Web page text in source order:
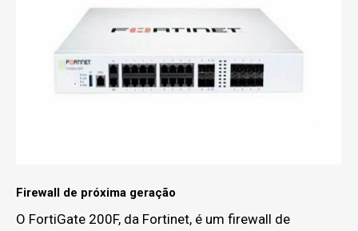
Firewall de próxima geração
O FortiGate 200F, da Fortinet, é um firewall de